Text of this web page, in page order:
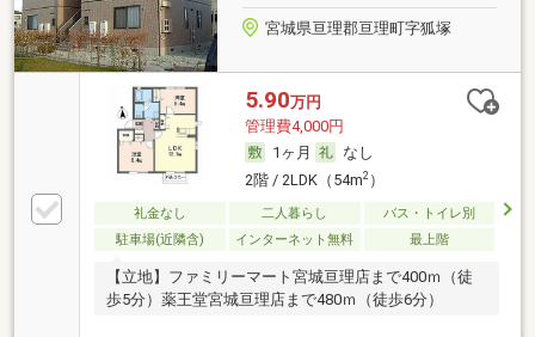
宮城県亘理郡亘理町字狐塚
5.90万円
管理費4,000円
1ヶ月
なし
2階 / 2LDK（54m2）
礼金なし 二人暮らし
バス・トイレ別
駐車場(近隣含)
インターネット無料 最上階
【立地】ファミリーマート宮城亘理店まで400ｍ（徒
歩5分）薬王堂宮城亘理店まで480ｍ（徒歩6分）